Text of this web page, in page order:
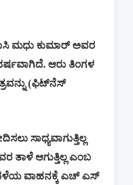
ಮಧು ಕುಮಾರ್ ಅವರ
ಆರು ತಿಂಗಳ
(ಫಿಟ್‌ನೆಸ್
ಸಾಧ್ಯವಾಗುತ್ತಿಲ್ಲ
ತಾಳೆ ಆಗುತ್ತಿಲ್ಲ ಎಂಬ
ಹಳೆಯ ವಾಹನಕ್ಕೆ ಎಚ್ ಎಸ್